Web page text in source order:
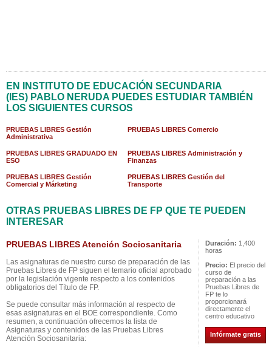
EN INSTITUTO DE EDUCACIÓN SECUNDARIA
(IES) PABLO NERUDA PUEDES ESTUDIAR TAMBIÉN
LOS SIGUIENTES CURSOS
PRUEBAS LIBRES Gestión
Administrativa
PRUEBAS LIBRES Comercio
PRUEBAS LIBRES GRADUADO EN
ESO
PRUEBAS LIBRES Administración y
Finanzas
PRUEBAS LIBRES Gestión
Comercial y Márketing
PRUEBAS LIBRES Gestión del
Transporte
OTRAS PRUEBAS LIBRES DE FP QUE TE PUEDEN
INTERESAR
PRUEBAS LIBRES Atención Sociosanitaria
Las asignaturas de nuestro curso de preparación de las
Pruebas Libres de FP siguen el temario oficial aprobado
por la legislación vigente respecto a los contenidos
obligatorios del Título de FP.
Se puede consultar más información al respecto de
esas asignaturas en el BOE correspondiente. Como
resumen, a continuación ofrecemos la lista de
Asignaturas y contenidos de las Pruebas Libres
Atención Sociosanitaria:
Duración: 1,400
horas
Precio: El precio del
curso de
preparación a las
Pruebas Libres de
FP te lo
proporcionará
directamente el
centro educativo
Infórmate gratis